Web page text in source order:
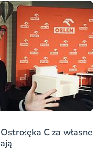
C za własne